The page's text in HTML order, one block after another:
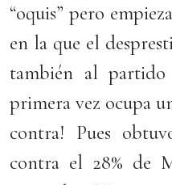
“oquis” pero
en la que el
también al
primera vez ocupa
contra! Pues
contra el 28% de